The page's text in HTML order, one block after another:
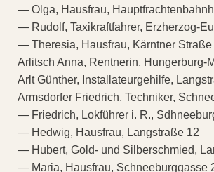
— Olga, Hausfrau,
— Rudolf, Taxikraftfahrer, Erzherzog-
— Theresia, Hausfrau, Kärntner Straße
Arlitsch Anna, Rentnerin, Hungerburg-
Arlt Günther, Installateurgehilfe,
Armsdorfer Friedrich, Techniker,
— Friedrich, Lokführer i. R.,
— Hedwig, Hausfrau, Langstraße 12
— Hubert, Gold- und Silberschmied,
— Maria, Hausfrau, Schneeburggasse